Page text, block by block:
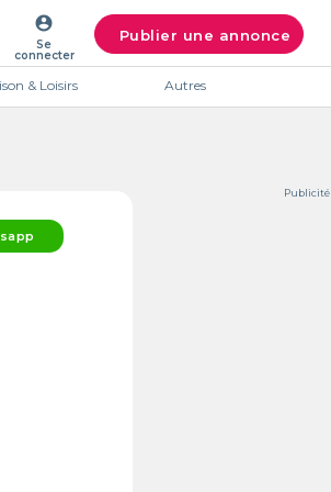
account_circle
Se
connecter
Publier une annonce
& Loisirs Autres
Publicité